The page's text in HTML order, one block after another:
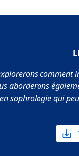
comment
aborderons
sophrologie qui